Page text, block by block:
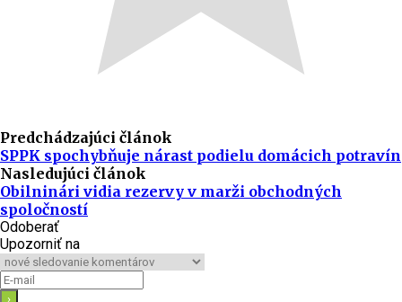
Predchádzajúci článok
SPPK spochybňuje nárast podielu domácich potravín
Nasledujúci článok
Obilninári vidia rezervy v marži obchodných
spoločností
Odoberať
Upozorniť na